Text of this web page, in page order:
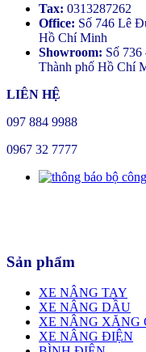
Tax: 0313287262
Office: Số 746 Lê
Hồ Chí Minh
Showroom: Số
Thành phố Hồ Chí
LIÊN HỆ
097 884 9988
0967 32 7777
Sản phẩm
XE NÂNG TAY
XE NÂNG DẦU
XE NÂNG XĂNG
XE NÂNG ĐIỆN